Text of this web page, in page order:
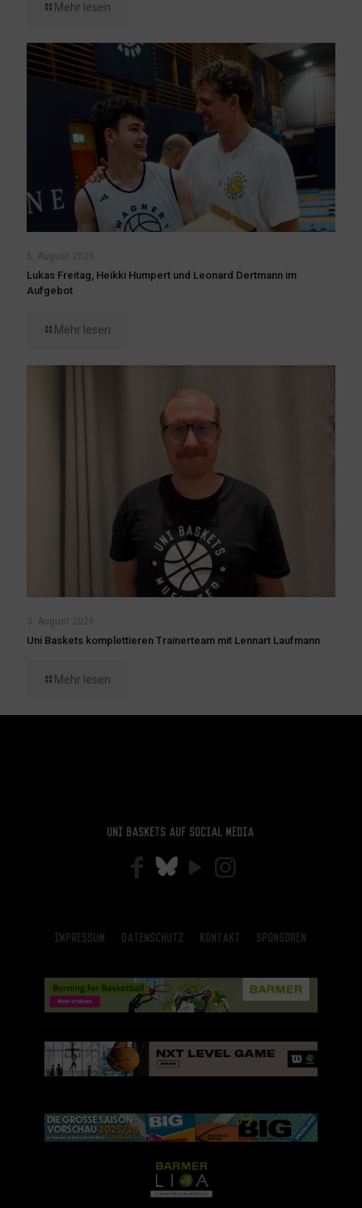
Mehr lesen
6. August 2026
Lukas Freitag, Heikki Humpert und Leonard Dertmann im
Aufgebot
Mehr lesen
3. August 2026
Uni Baskets komplettieren Trainerteam mit Lennart Laufmann
Mehr lesen
Uni Baskets auf Social Media
Impressum Datenschutz Kontakt Sponsoren